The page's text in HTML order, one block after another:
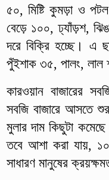
৫০, মিষ্টি কুমড়া ও
বেড়ে ১০০, ঢ্যাঁড়শ,
দরে বিক্রি হচ্ছে। এ
পুঁইশাক ৩৫, পালং, লাল
কারওয়ান বাজারের
সবজি বাজারে আসতে
মুলার দাম কিছুটা
তবে আশা করা যায়,
সাধারণ মানুষের